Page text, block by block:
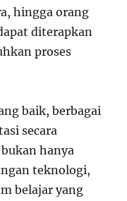
hingga orang
diterapkan
proses
baik, berbagai
secara
hanya
teknologi,
belajar yang